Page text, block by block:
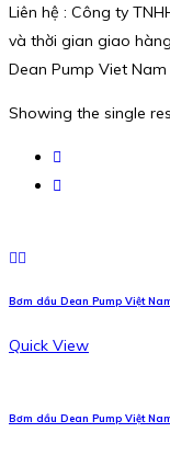
Liên hệ : Công ty
và thời gian giao
Dean Pump Viet
Showing the single
Bơm dầu Dean Pump Việt
Quick View
Bơm dầu Dean Pump Việt